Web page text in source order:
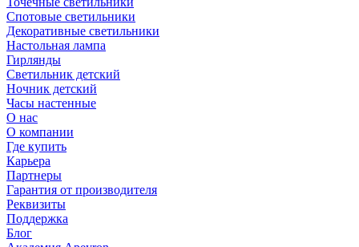
Спотовые светильники
Декоративные светильники
Настольная лампа
Гирлянды
Светильник детский
Ночник детский
Часы настенные
О нас
О компании
Где купить
Карьера
Партнеры
Гарантия от производителя
Реквизиты
Поддержка
Блог